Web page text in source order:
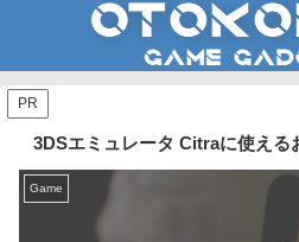
PR
3DSエミュレータ Citraに使える
Game